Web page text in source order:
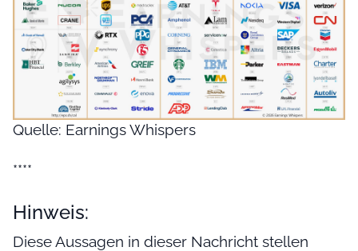
Quelle: Earnings Whispers
****
Hinweis:
Diese Aussagen in dieser Nachricht stellen